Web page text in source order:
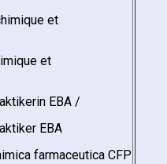
et
et
EBA /
EBA
farmaceutica CFP